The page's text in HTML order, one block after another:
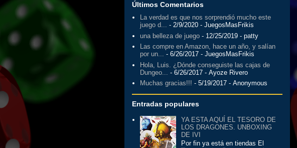
Últimos Comentarios
La verdad es que nos sorprendió mucho este
juego d... - 2/9/2020 - JuegosMasFrikis
una belleza de juego - 12/25/2019 - patty
Las compre en Amazon, hace un año, y salían
por un... - 6/26/2017 - JuegosMasFrikis
Hola, Luis. ¿Dónde conseguiste las cajas de
Dungeo...
- 6/26/2017 - Ayoze Rivero
Muchas gracias!!! - 5/19/2017 - Anonymous
Entradas populares
YA ESTA AQUÍ EL TESORO DE
LOS DRAGONES. UNBOXING
DE IVI
Por fin ya está en tiendas El